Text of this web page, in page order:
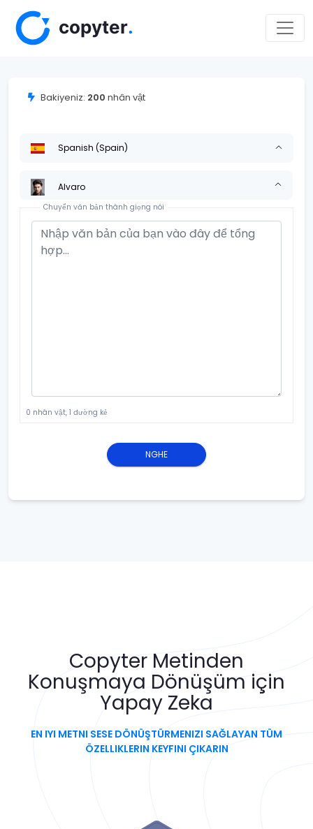
Bakiyeniz: 200 nhân vật
Spanish (Spain)
Alvaro
Chuyển văn bản thành giọng nói
0 nhân vật, 1 đường kẻ
NGHE
Copyter Metinden
Konuşmaya Dönüşüm için
Yapay Zeka
EN IYI METNI SESE DÖNÜŞTÜRMENIZI SAĞLAYAN TÜM
ÖZELLIKLERIN KEYFINI ÇIKARIN